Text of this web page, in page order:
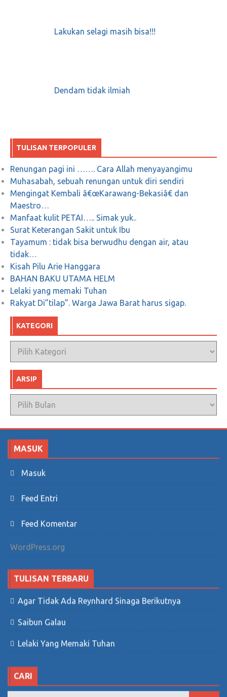
Lakukan selagi masih bisa!!!
Dendam tidak ilmiah
TULISAN TERPOPULER
Renungan pagi ini ……. Cara Allah menyayangimu
Muhasabah, sebuah renungan untuk diri sendiri
Mengingat Kembali â€œKarawang-Bekasiâ€ dan
Maestro…
Manfaat kulit PETAI….. Simak yuk..
Surat Keterangan Sakit untuk Ibu
Tayamum : tidak bisa berwudhu dengan air, atau
tidak…
Kisah Pilu Arie Hanggara
BAHAN BAKU UTAMA HELM
Lelaki yang memaki Tuhan
Rakyat Di”tilap”. Warga Jawa Barat harus sigap.
KATEGORI
Kategori
ARSIP
Arsip
MASUK
Masuk
Feed Entri
Feed Komentar
WordPress.org
TULISAN TERBARU
Agar Tidak Ada Reynhard Sinaga Berikutnya
Saibun Galau
Lelaki Yang Memaki Tuhan
CARI